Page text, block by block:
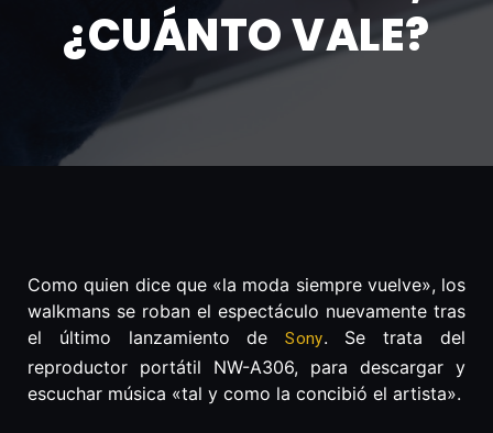
¿CUÁNTO VALE?
Como quien dice que «la moda siempre vuelve», los
walkmans se roban el espectáculo nuevamente tras
el último lanzamiento deSony. Se trata del
reproductor portátil NW-A306, para descargar y
escuchar música «tal y como la concibió el artista».